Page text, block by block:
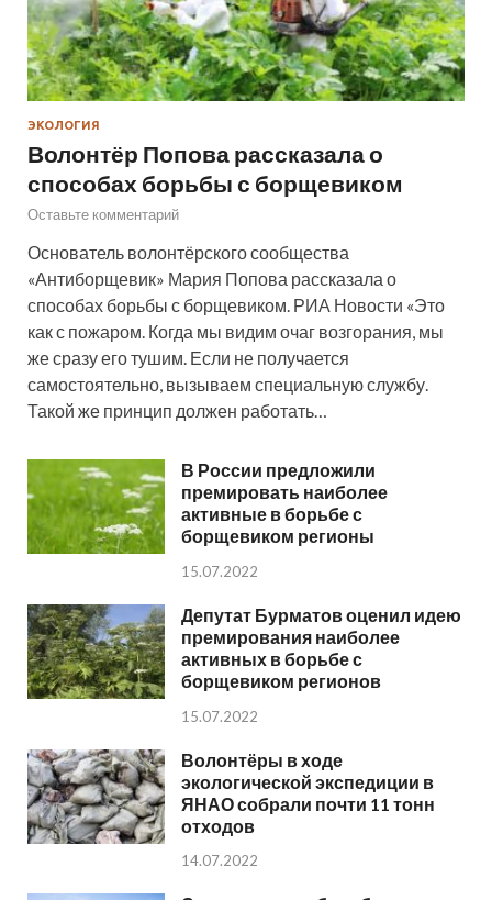
ЭКОЛОГИЯ
Волонтёр Попова рассказала о
способах борьбы с борщевиком
Оставьте комментарий
Основатель волонтёрского сообщества
«Антиборщевик» Мария Попова рассказала о
способах борьбы с борщевиком. РИА Новости «Это
как с пожаром. Когда мы видим очаг возгорания, мы
же сразу его тушим. Если не получается
самостоятельно, вызываем специальную службу.
Такой же принцип должен работать…
В России предложили
премировать наиболее
активные в борьбе с
борщевиком регионы
15.07.2022
Депутат Бурматов оценил идею
премирования наиболее
активных в борьбе с
борщевиком регионов
15.07.2022
Волонтёры в ходе
экологической экспедиции в
ЯНАО собрали почти 11 тонн
отходов
14.07.2022